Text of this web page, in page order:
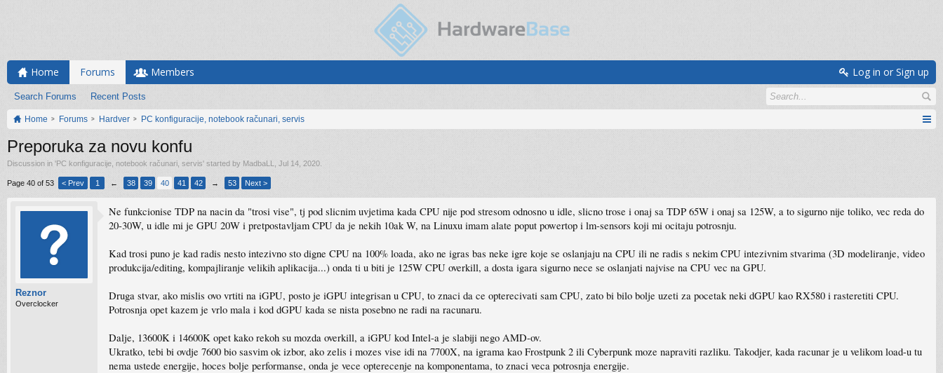
Home Forums
Search Forums Recent Posts
Members Log in or Sign up
Home Forums Hardver PC konfiguracije, notebook računari, servis
Preporuka za novu konfu
Discussion in 'PC konfiguracije, notebook računari, servis' started by MadbaLL Jul 14, 2020
Page 40 of 53 < Prev 1 ← 38 39 40 41 42 → 53 Next >
Reznor
Overclocker
Ne funkcionise TDP na nacin da "trosi vise", tj pod slicnim uvjetima kada CPU nije pod stresom odnosno u idle, slicno trose i onaj sa TDP 65W i onaj sa 125W, a to sigurno nije toliko, vec reda do
20-30W, u idle mi je GPU 20W i pretpostavljam CPU da je nekih 10ak W, na Linuxu imam alate poput powertop i lm-sensors koji mi ocitaju potrosnju.
Kad trosi puno je kad radis nesto intezivno sto digne CPU na 100% loada, ako ne igras bas neke igre koje se oslanjaju na CPU ili ne radis s nekim CPU intezivnim stvarima (3D modeliranje, video
produkcija/editing, kompajliranje velikih aplikacija...) onda ti u biti je 125W CPU overkill, a dosta igara sigurno nece se oslanjati najvise na CPU vec na GPU.
Druga stvar, ako mislis ovo vrtiti na iGPU, posto je iGPU integrisan u CPU, to znaci da ce opterecivati sam CPU, zato bi bilo bolje uzeti za pocetak neki dGPU kao RX580 i rasteretiti CPU.
Potrosnja opet kazem je vrlo mala i kod dGPU kada se nista posebno ne radi na racunaru.
Dalje, 13600K i 14600K opet kako rekoh su mozda overkill, a iGPU kod Intel-a je slabiji nego AMD-ov.
Ukratko, tebi bi ovdje 7600 bio sasvim ok izbor, ako zelis i mozes vise idi na 7700X, na igrama kao Frostpunk 2 ili Cyberpunk moze napraviti razliku. Takodjer, kada racunar je u velikom load-u tu
nema ustede energije, hoces bolje performanse, onda je vece opterecenje na komponentama, to znaci veca potrosnja energije.